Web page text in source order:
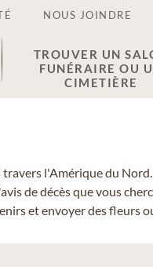
NOUS JOINDRE
TROUVER UN
FUNÉRAIRE OU
CIMETIÈRE
travers l'Amérique du
de décès que vous
et envoyer des fleurs